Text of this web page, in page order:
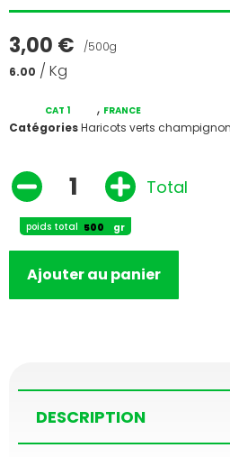
3,00 €
/500g
6.00 / Kg
CatégoriesHaricots verts
CAT 1 , FRANCE
poids total gr
Total
Ajouter au panier
DESCRIPTION